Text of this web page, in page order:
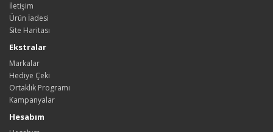
İletişim
Ürün İadesi
Site Haritası
Ekstralar
Markalar
Hediye Çeki
Ortaklık Programı
Kampanyalar
Hesabım